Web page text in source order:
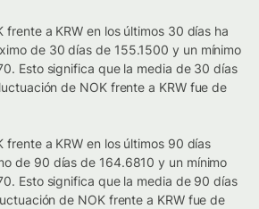
frente a KRW en los últimos 30 días ha
de 30 días de 155.1500 y un mínimo
Esto significa que la media de 30 días
de NOK frente a KRW fue de
frente a KRW en los últimos 90 días
de 90 días de 164.6810 y un mínimo
Esto significa que la media de 90 días
de NOK frente a KRW fue de